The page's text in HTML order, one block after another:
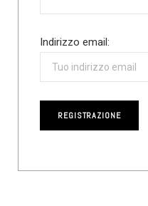
Indirizzo email: